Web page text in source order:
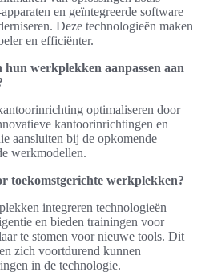
en geïntegreerde software
Deze technologieën maken
en efficiënter.
werkplekken aanpassen aan
optimaliseren door
kantoorinrichtingen en
aansluiten bij de opkomende
werkmodellen.
toekomstgerichte werkplekken?
integreren technologieën
en bieden trainingen voor
te stomen voor nieuwe tools. Dit
zich voortdurend kunnen
in de technologie.